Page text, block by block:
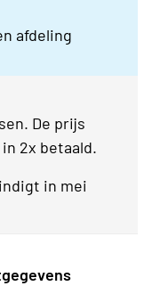
afdeling
De prijs
2x betaald.
in mei